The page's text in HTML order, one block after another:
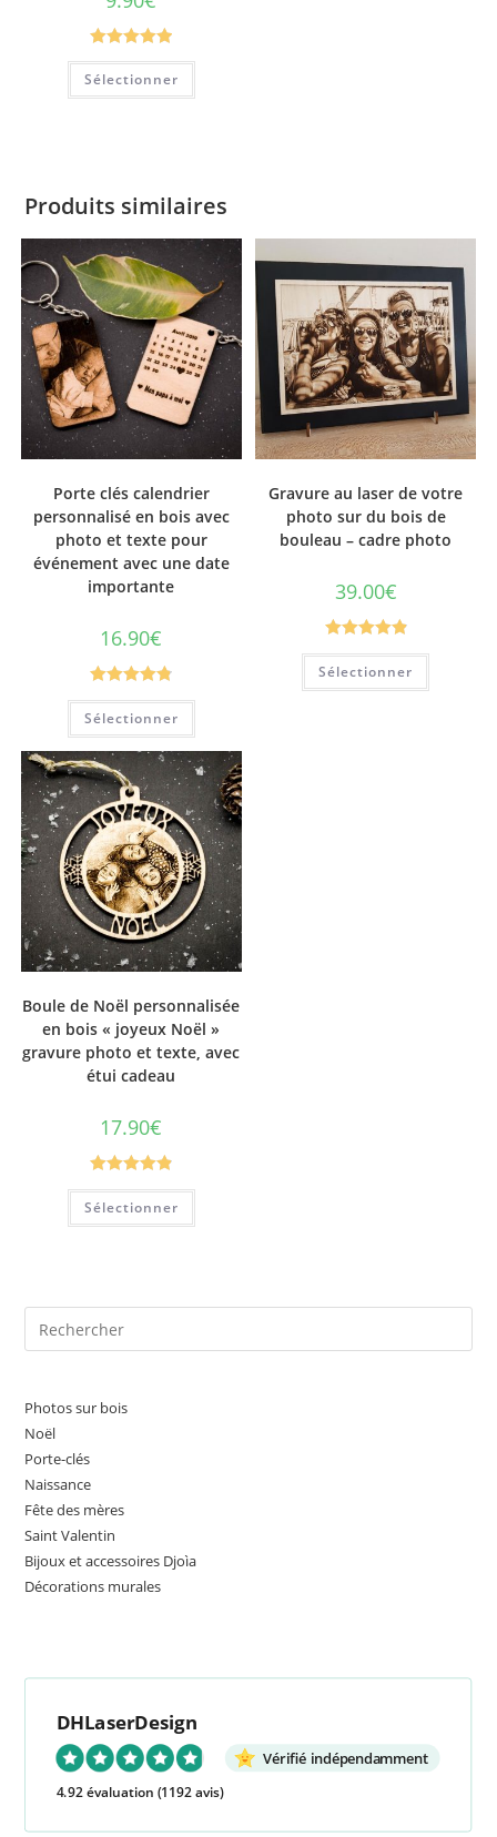
Note5.00
sur 5
Sélectionner
Produits similaires
Porte clés calendrier
personnalisé en bois avec
photo et texte pour
événement avec une date
importante
16.90€
Note4.84
sur 5
Sélectionner
Gravure au laser de votre
photo sur du bois de
bouleau – cadre photo
39.00€
Note4.96
sur 5
Sélectionner
Boule de Noël personnalisée
en bois « joyeux Noël »
gravure photo et texte, avec
étui cadeau
17.90€
Note4.89
sur 5
Sélectionner
Photos sur bois
Noël
Porte-clés
Naissance
Fête des mères
Saint Valentin
Bijoux et accessoires Djoìa
Décorations murales
DHLaserDesign
Vérifié indépendamment
4.92 évaluation (1192 avis)